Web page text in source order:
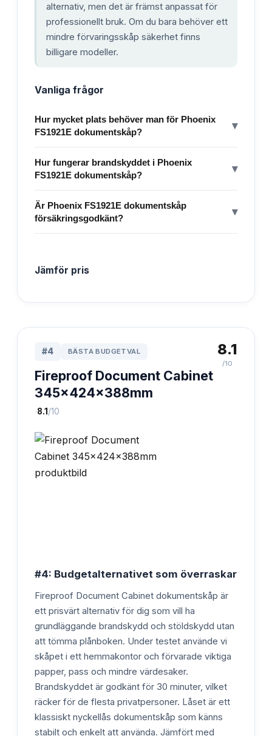
alternativ, men det är främst anpassat för
professionellt bruk. Om du bara behöver ett
mindre förvaringsskåp säkerhet finns
billigare modeller.
Vanliga frågor
Hur mycket plats behöver man för Phoenix
FS1921E dokumentskåp?
▾
Hur fungerar brandskyddet i Phoenix
FS1921E dokumentskåp?
▾
Är Phoenix FS1921E dokumentskåp
försäkringsgodkänt?
▾
Jämför pris
#4 BÄSTA BUDGETVAL
Fireproof Document Cabinet
345x424x388mm
·8.1 /10
8.1
/10
#4: Budgetalternativet som överraskar
Fireproof Document Cabinet dokumentskåp är
ett prisvärt alternativ för dig som vill ha
grundläggande brandskydd och stöldskydd utan
att tömma plånboken. Under testet använde vi
skåpet i ett hemmakontor och förvarade viktiga
papper, pass och mindre värdesaker.
Brandskyddet är godkänt för 30 minuter, vilket
räcker för de flesta privatpersoner. Låset är ett
klassiskt nyckellås dokumentskåp som känns
stabilt och enkelt att använda. Jämfört med